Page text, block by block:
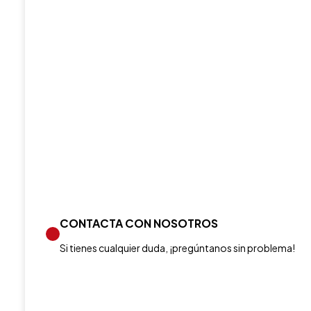
CONTACTA CON NOSOTROS
Si tienes cualquier duda, ¡pregúntanos sin problema!